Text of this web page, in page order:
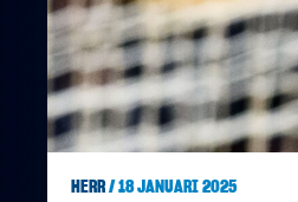
HERR/ 18 JANUARI 2025